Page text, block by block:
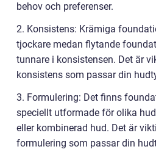
behov och preferenser.
2. Konsistens: Krämiga
tjockare medan flytande
tunnare i konsistensen. Det är
konsistens som passar din
3. Formulering: Det finns
speciellt utformade för olika
eller kombinerad hud. Det är
formulering som passar din